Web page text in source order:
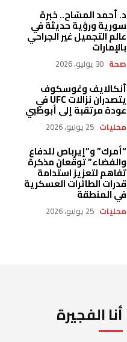
د. أحمد المسّاح.. خبرة
سورية ورؤية حديثة في
عالم التجميل غير الجراحي
بالإمارات
صحة 30 يوليو، 2026
أنكالايف وغوسكوف
يتصدران نزالات UFC في
عودة مرتقبة إلى أبوظبي
محليات 25 يوليو، 2026
“أمرك” و”إيرباص للدفاع
والفضاء” توقّعان مذكرة
تفاهم لتعزيز استدامة
قدرات الطائرات العسكرية
في المنطقة
محليات 25 يوليو، 2026
أنا الفجيرة